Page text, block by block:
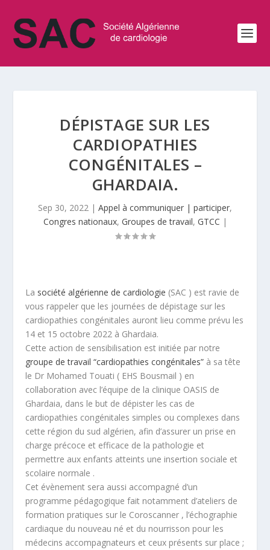
DÉPISTAGE SUR LES
CARDIOPATHIES
CONGÉNITALES –
GHARDAIA.
Sep 30, 2022 | Appel à communiquer | participer,
Congres nationaux, Groupes de travail, GTCC |
La société algérienne de cardiologie (SAC ) est ravie de
vous rappeler que les journées de dépistage sur les
cardiopathies congénitales auront lieu comme prévu les
14 et 15 octobre 2022 à Ghardaia.
Cette action de sensibilisation est initiée par notre
groupe de travail “cardiopathies congénitales” à sa tête
le Dr Mohamed Touati ( EHS Bousmail ) en
collaboration avec l’équipe de la clinique OASIS de
Ghardaia, dans le but de dépister les cas de
cardiopathies congénitales simples ou complexes dans
cette région du sud algérien, afin d’assurer un prise en
charge précoce et efficace de la pathologie et
permettre aux enfants atteints une insertion sociale et
scolaire normale .
Cet évènement sera aussi accompagné d’un
programme pédagogique fait notamment d’ateliers de
formation pratiques sur le Coroscanner , l’échographie
cardiaque du nouveau né et du nourrisson pour les
médecins accompagnateurs et ceux présents sur place ;